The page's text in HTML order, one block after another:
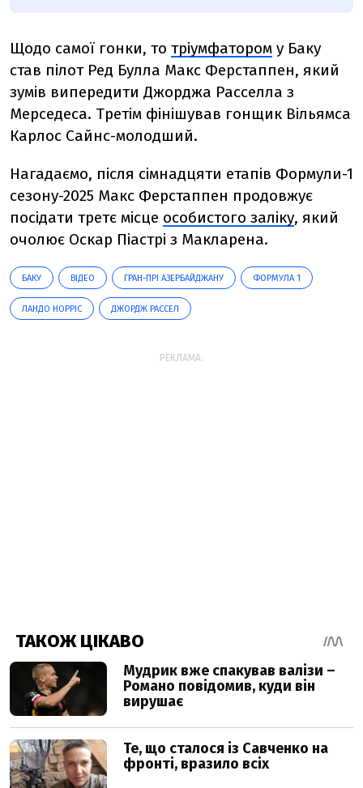
Щодо самої гонки, то тріумфатором у Баку
став пілот Ред Булла Макс Ферстаппен, який
зумів випередити Джорджа Расселла з
Мерседеса. Третім фінішував гонщик Вільямса
Карлос Сайнс-молодший.
Нагадаємо, після сімнадцяти етапів Формули-1
сезону-2025 Макс Ферстаппен продовжує
посідати третє місце особистого заліку, який
очолює Оскар Піастрі з Макларена.
БАКУ ВІДЕО ГРАН-ПРІ АЗЕРБАЙДЖАНУ ФОРМУЛА 1
ЛАНДО НОРРІС ДЖОРДЖ РАССЕЛ
РЕКЛАМА: